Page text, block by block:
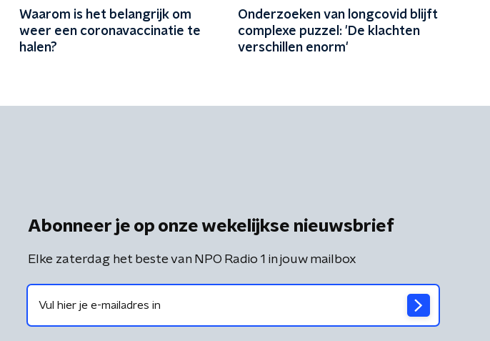
Waarom is het belangrijk om
weer een coronavaccinatie te
halen?
Onderzoeken van longcovid blijft
complexe puzzel: 'De klachten
verschillen enorm'
Abonneer je op onze wekelijkse nieuwsbrief
Elke zaterdag het beste van NPO Radio 1 in jouw mailbox